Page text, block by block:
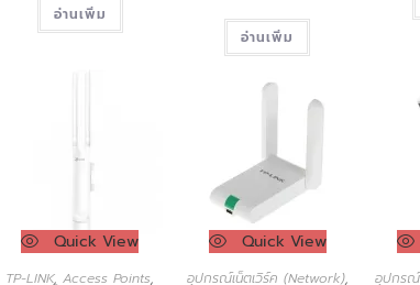
อ่านเพิ่ม
อ่านเพิ่ม
Quick View
TP-LINK,Access Points,
Quick View
อุปกรณ์เน็ตเวิร์ค (Network), อุปกรณ์